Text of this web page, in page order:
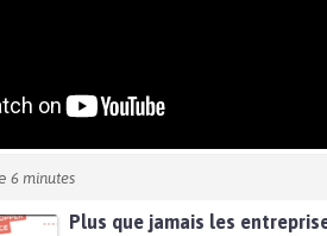
6 minutes
Plus que jamais les